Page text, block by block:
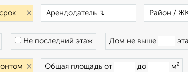
×
Не последний этаж Дом не выше
× Общая площадь от до м²